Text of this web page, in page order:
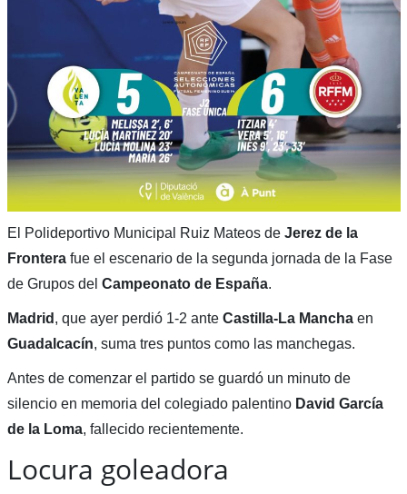
El Polideportivo Municipal Ruiz Mateos de Jerez de la
Fronterafue el escenario de la segunda jornada de la Fase
de Grupos del Campeonato de España.
Madrid , que ayer perdió 1-2 ante Castilla-La Manchaen
Guadalcacín, suma tres puntos como las manchegas.
Antes de comenzar el partido se guardó un minuto de
silencio en memoria del colegiado palentino David García
de la Loma, fallecido recientemente.
Locura goleadora